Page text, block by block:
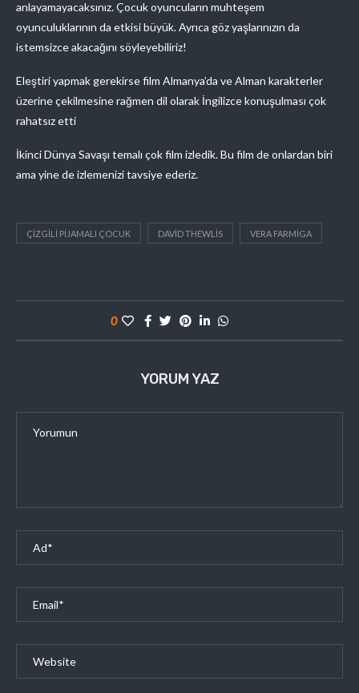
anlayamayacaksınız. Çocuk oyuncuların muhteşem
oyunculuklarının da etkisi büyük. Ayrıca göz yaşlarınızın da
istemsizce akacağını söyleyebiliriz!
Eleştiri yapmak gerekirse film Almanya’da ve Alman karakterler
üzerine çekilmesine rağmen dil olarak İngilizce konuşulması çok
rahatsız etti
İkinci Dünya Savaşı temalı çok film izledik. Bu film de onlardan biri
ama yine de izlemenizi tavsiye ederiz.
ÇIZGILI PIJAMALI ÇOCUK DAVID THEWLIS VERA FARMIGA
0
YORUM YAZ